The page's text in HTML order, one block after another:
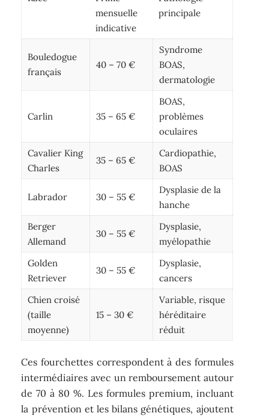
mensuelle
indicative
principale
Bouledogue
français
40 – 70 €
Syndrome
BOAS,
dermatologie
Carlin 35 – 65 €
BOAS,
problèmes
oculaires
Cavalier King
Charles
35 – 65 €
Cardiopathie,
BOAS
Labrador 30 – 55 €
Dysplasie de la
hanche
Berger
Allemand
30 – 55 €
Dysplasie,
myélopathie
Golden
Retriever
30 – 55 €
Dysplasie,
cancers
Chien croisé
(taille
moyenne)
15 – 30 €
Variable, risque
héréditaire
réduit
Ces fourchettes correspondent à des formules
intermédiaires avec un remboursement autour
de 70 à 80 %. Les formules premium, incluant
la prévention et les bilans génétiques, ajoutent